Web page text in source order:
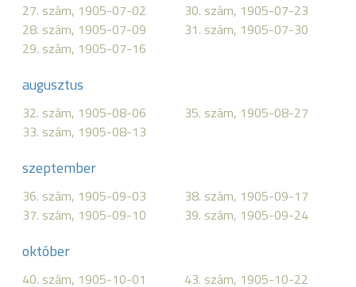
27. szám, 1905-07-02
28. szám, 1905-07-09
29. szám, 1905-07-16
30. szám, 1905-07-23
31. szám, 1905-07-30
augusztus
32. szám, 1905-08-06
33. szám, 1905-08-13
35. szám, 1905-08-27
szeptember
36. szám, 1905-09-03
37. szám, 1905-09-10
38. szám, 1905-09-17
39. szám, 1905-09-24
október
40. szám, 1905-10-01 43. szám, 1905-10-22